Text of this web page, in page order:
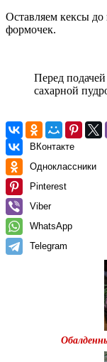
Оставляем кексы до
формочек.
Перед
сахарной
ВКонтакте
Одноклассники
Pinterest
Viber
WhatsApp
Telegram